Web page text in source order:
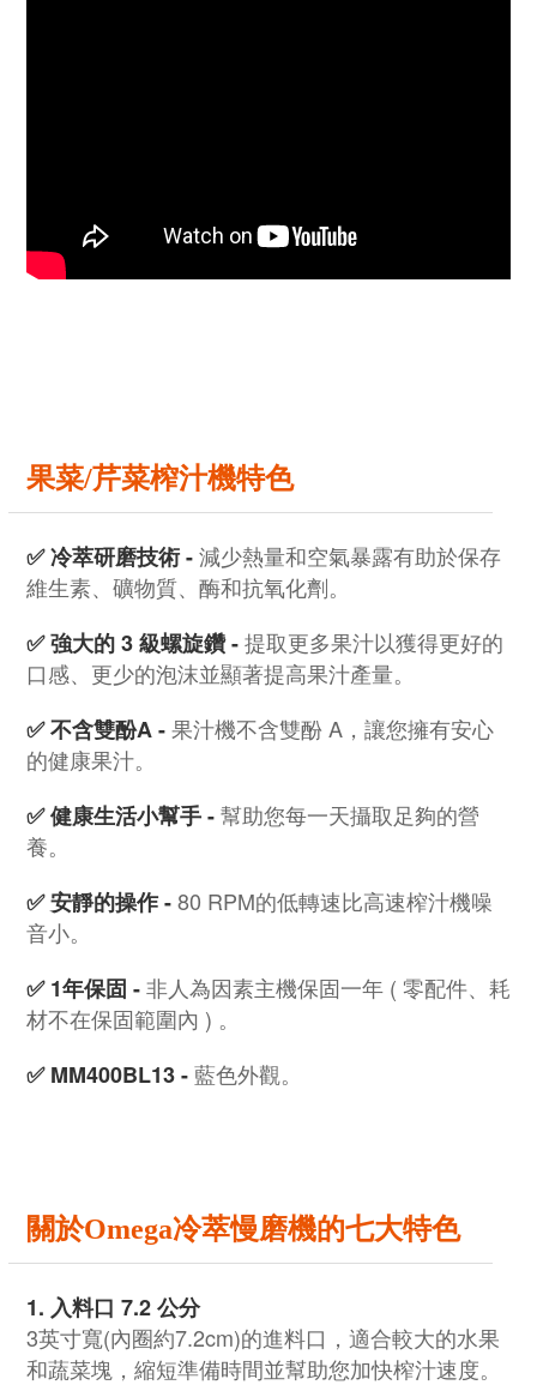
果菜/芹菜榨汁機特色
✅冷萃研磨技術 -減少熱量和空氣暴露有助於保存
維生素、礦物質、酶和抗氧化劑。
✅強大的 3 級螺旋鑽 -提取更多果汁以獲得更好的
口感、更少的泡沫並顯著提高果汁產量。
✅不含雙酚A -果汁機不含雙酚 A，讓您擁有安心
的健康果汁。
✅健康生活小幫手 -幫助您每一天攝取足夠的營
養。
✅安靜的操作 -80 RPM的低轉速比高速榨汁機噪
音小。
✅1年保固 -非人為因素主機保固一年 ( 零配件、耗
材不在保固範圍內 ) 。
✅MM400BL13 -藍色外觀。
關於Omega冷萃慢磨機的七大特色
1. 入料口 7.2 公分
3英寸寬(內圈約7.2cm)的進料口，適合較大的水果
和蔬菜塊，縮短準備時間並幫助您加快榨汁速度。